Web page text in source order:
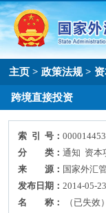
主页 >政策法规>
跨境直接投资
索 引 号：
分 类：通知 资本
来 源： 国家外汇
发布日期：2014-05-23
名 称：
（已失